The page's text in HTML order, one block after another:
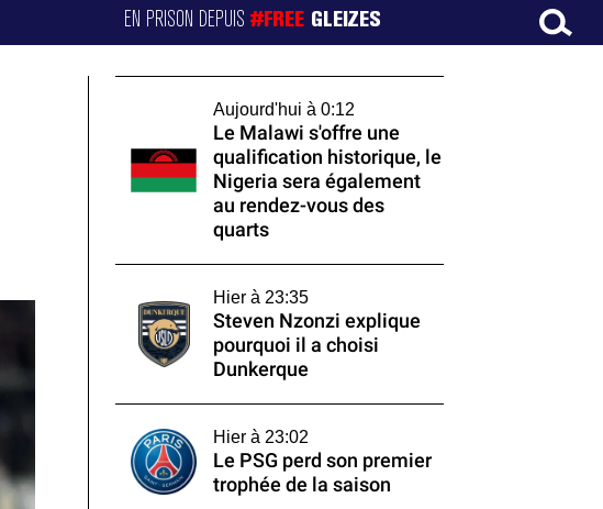
EN PRISON DEPUIS#FREE GLEIZES
Aujourd'hui à 0:12
Le Malawi s'offre une
qualification historique, le
Nigeria sera également
au rendez-vous des
quarts
Hier à 23:35
Steven Nzonzi explique
pourquoi il a choisi
Dunkerque
Hier à 23:02
Le PSG perd son premier
trophée de la saison